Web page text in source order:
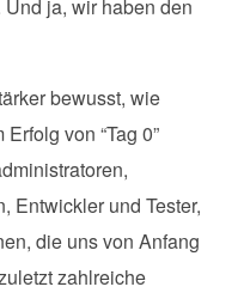
ja, wir haben den
bewusst, wie
von “Tag 0”
Entwickler und Tester,
die uns von Anfang
zahlreiche